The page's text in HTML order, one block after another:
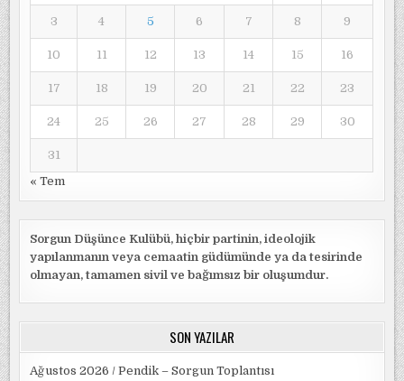
3 4 5 6 7 8 9
10 11 12 13 14 15 16
17 18 19 20 21 22 23
24 25 26 27 28 29 30
31
« Tem
Sorgun Düşünce Kulübü, hiçbir partinin, ideolojik
yapılanmanın veya cemaatin güdümünde ya da tesirinde
olmayan, tamamen sivil ve bağımsız bir oluşumdur.
SON YAZILAR
Ağustos 2026 / Pendik – Sorgun Toplantısı